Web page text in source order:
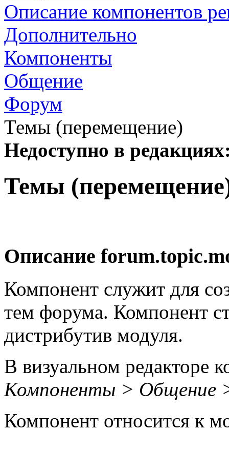
Описание компонентов
Дополнительно
Компоненты
Общение
Форум
Темы (перемещение)
Недоступно в
Темы
Описание
Компонент служит для
тем форума. Компонент
дистрибутив модуля.
В визуальном редакторе
Компоненты > Общение
Компонент относится к